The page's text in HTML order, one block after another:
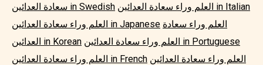
سعادة العدائين in Swedish
العلم وراء سعادة العدائين in Italian
العلم وراء سعادة العدائين in Japanese العلم وراء سعادة
العدائين in Korean
العلم وراء سعادة العدائين in Portuguese
العلم وراء سعادة العدائين in French العلم وراء سعادة العدائين